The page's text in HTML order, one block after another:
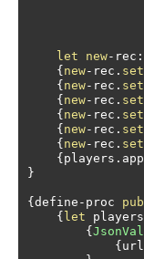
let
new- rec :
{ new- rec . set
{ new- rec . set
{ new- rec . set
{ new- rec . set
{ new- rec . set
{ new- rec . set
{ players .
}
{ define - proc
{ let
{
{